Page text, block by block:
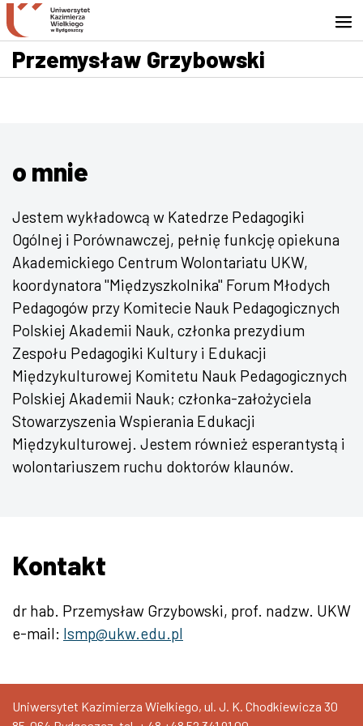
Przejdź do wyszukiwarki
Przejdź do treści
Przejdź do stopki - Kontakt
Przemysław Grzybowski
o mnie
Jestem wykładowcą w Katedrze Pedagogiki
Ogólnej i Porównawczej, pełnię funkcję opiekuna
Akademickiego Centrum Wolontariatu UKW,
koordynatora "Międzyszkolnika" Forum Młodych
Pedagogów przy Komitecie Nauk Pedagogicznych
Polskiej Akademii Nauk, członka prezydium
Zespołu Pedagogiki Kultury i Edukacji
Międzykulturowej Komitetu Nauk Pedagogicznych
Polskiej Akademii Nauk; członka-założyciela
Stowarzyszenia Wspierania Edukacji
Międzykulturowej. Jestem również esperantystą i
wolontariuszem ruchu doktorów klaunów.
Kontakt
dr hab. Przemysław Grzybowski, prof. nadzw. UKW
e-mail: lsmp@ukw.edu.pl
Uniwersytet Kazimierza Wielkiego, ul. J. K. Chodkiewicza 30